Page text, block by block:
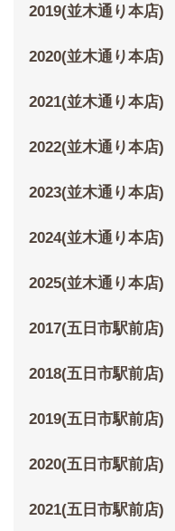
2019(並木通り本店)
2020(並木通り本店)
2021(並木通り本店)
2022(並木通り本店)
2023(並木通り本店)
2024(並木通り本店)
2025(並木通り本店)
2017(五日市駅前店)
2018(五日市駅前店)
2019(五日市駅前店)
2020(五日市駅前店)
2021(五日市駅前店)